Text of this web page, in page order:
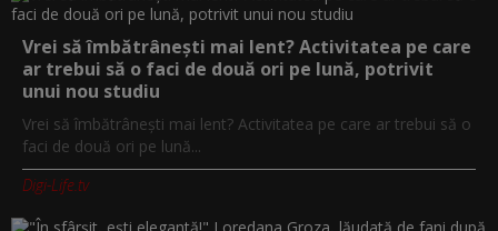
Vrei să îmbătrânești mai lent? Activitatea pe care
ar trebui să o faci de două ori pe lună, potrivit
unui nou studiu
Vrei să îmbătrânești mai lent? Activitatea pe care ar trebui să o
faci de două ori pe lună...
Digi-Life.tv